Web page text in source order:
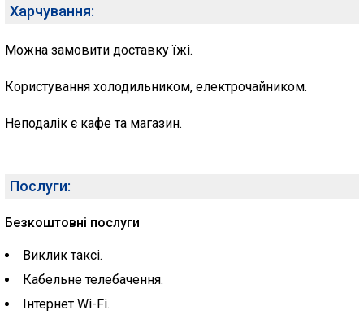
Харчування:
Можна замовити доставку їжі.
Користування холодильником, електрочайником.
Неподалік є кафе та магазин.
Послуги:
Безкоштовні послуги
Виклик таксі.
Кабельне телебачення.
Інтернет Wi-Fi.